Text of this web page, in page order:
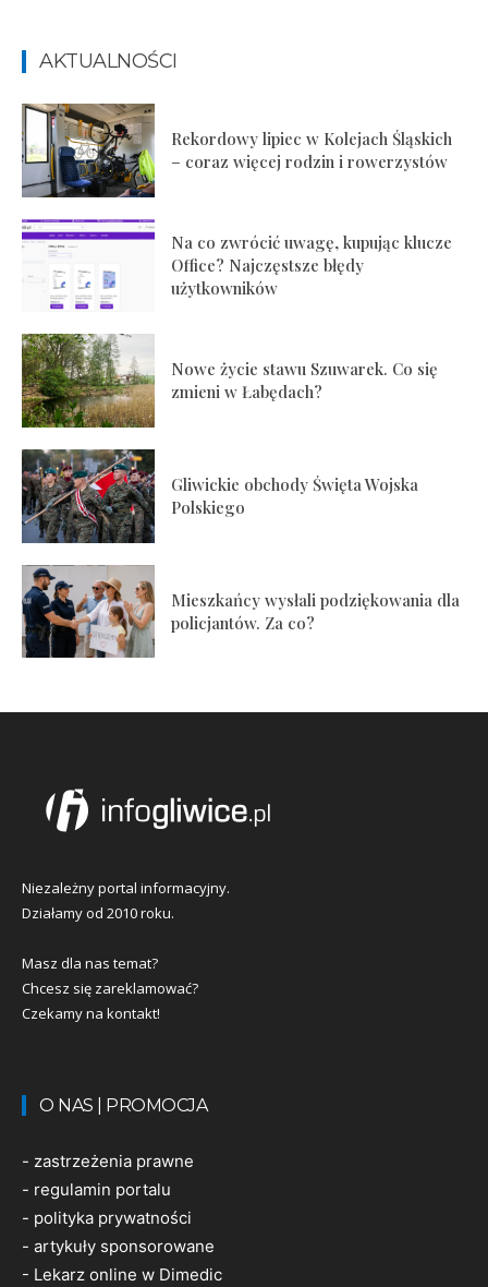
AKTUALNOŚCI
Rekordowy lipiec w Kolejach Śląskich
– coraz więcej rodzin i rowerzystów
Na co zwrócić uwagę, kupując klucze
Office? Najczęstsze błędy
użytkowników
Nowe życie stawu Szuwarek. Co się
zmieni w Łabędach?
Gliwickie obchody Święta Wojska
Polskiego
Mieszkańcy wysłali podziękowania dla
policjantów. Za co?
Niezależny portal informacyjny.
Działamy od 2010 roku.
Masz dla nas temat?
Chcesz się zareklamować?
Czekamy na kontakt!
O NAS | PROMOCJA
- zastrzeżenia prawne
- regulamin portalu
- polityka prywatności
- artykuły sponsorowane
- Lekarz online w Dimedic